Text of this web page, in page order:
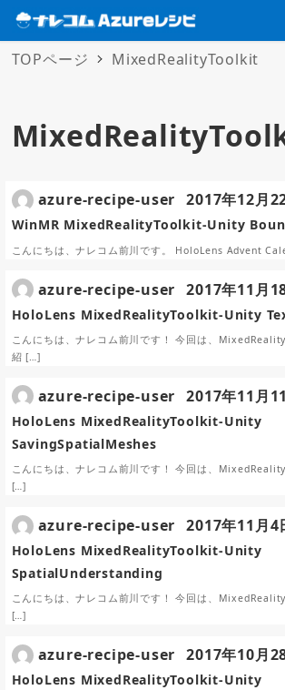
TOPページ MixedRealityToolkit
WinMR MixedRealityToolkit-Unity
こんにちは、ナレコム前川です。 HoloLens Advent
azure-recipe-user 2017年12月
HoloLens MixedRealityToolkit-Unity
こんにちは、ナレコム前川です！ 今回は、
紹 […]
azure-recipe-user 2017年11月
HoloLens MixedRealityToolkit-Unity
SavingSpatialMeshes
こんにちは、ナレコム前川です！ 今回は、
[…]
azure-recipe-user 2017年11月
HoloLens MixedRealityToolkit-Unity
SpatialUnderstanding
こんにちは、ナレコム前川です！ 今回は、
[…]
azure-recipe-user 2017年11月4
HoloLens MixedRealityToolkit-Unity
azure-recipe-user 2017年10月